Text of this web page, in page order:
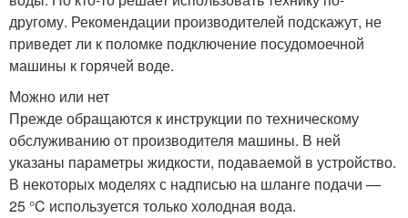
другому. Рекомендации производителей подскажут, не
приведет ли к поломке подключение посудомоечной
машины к горячей воде.
Можно или нет
Прежде обращаются к инструкции по техническому
обслуживанию от производителя машины. В ней
указаны параметры жидкости, подаваемой в устройство.
В некоторых моделях с надписью на шланге подачи —
25 °C используется только холодная вода.